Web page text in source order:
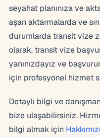
seyahat planınıza ve
aşan aktarmalarda ve
durumlarda transit vize
olarak, transit vize
yanınızdayız ve
için profesyonel hizmet
Detaylı bilgi ve
bize ulaşabilirsiniz.
bilgi almak için